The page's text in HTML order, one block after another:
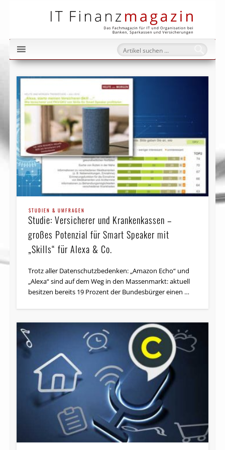
STUDIEN & UMFRAGEN
Studie: Versicherer und Krankenkassen –
großes Potenzial für Smart Speaker mit
„Skills“ für Alexa & Co.
Trotz aller Datenschutzbedenken: „Amazon Echo“ und
„Alexa“ sind auf dem Weg in den Massenmarkt: aktuell
besitzen bereits 19 Prozent der Bundes­bürger einen …